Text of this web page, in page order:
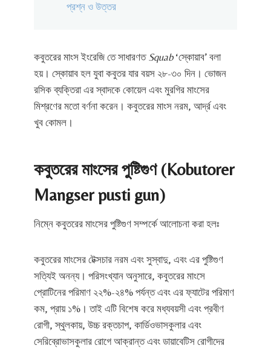
প্রশ্ন ও উত্তর
কবুতরের মাংস ইংরেজি তে সাধারণত Squab‘স্কোয়াব’ বলা
হয়। স্কোয়াব হল যুবা কবুতর যার বয়স ২৮-৩০ দিন। ভোজন
রসিক ব্যক্তিরা এর স্বাদকে কোয়েল এবং মুরগির মাংসের
মিশ্রণের মতো বর্ণনা করেন। কবুতরের মাংস নরম, আর্দ্র এবং
খুব কোমল।
কবুতরের মাংসের পুষ্টিগুণ (Kobutorer
Mangser pusti gun)
নিম্নে কবুতরের মাংসের পুষ্টিগুণ সম্পর্কে আলোচনা করা হলঃ
কবুতরের মাংসের টেক্সচার নরম এবং সুস্বাদু, এবং এর পুষ্টিগুণ
সত্যিই অনন্য। পরিসংখ্যান অনুসারে, কবুতরের মাংসে
প্রোটিনের পরিমাণ ২২%-২৪% পর্যন্ত এবং এর ফ্যাটের পরিমাণ
কম, প্রায় ১%। তাই এটি বিশেষ করে মধ্যবয়সী এবং প্রবীণ
রোগী, স্থুলকায়, উচ্চ রক্তচাপ, কার্ডিওভাসকুলার এবং
সেরিব্রোভাসকুলার রোগে আক্রান্ত এবং ডায়াবেটিস রোগীদের